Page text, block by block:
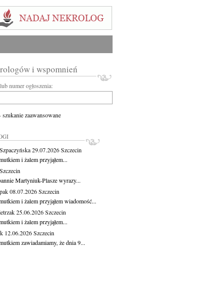
i wspomnień
numer ogłoszenia:
szukanie zaawansowane
29.07.2026Szczecin
i żalem przyjąłem...
Szczecin
Martyniuk-Plasze wyrazy...
08.07.2026Szczecin
i żalem przyjąłem wiadomość...
25.06.2026Szczecin
i żalem przyjąłem...
12.06.2026Szczecin
zawiadamiamy, że dnia 9...